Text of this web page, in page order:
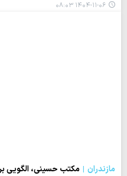
۱۴۰۴-۱۱-۰۶ ۰۸:۰۳
مازندران
مکتب حسینی، الگویی